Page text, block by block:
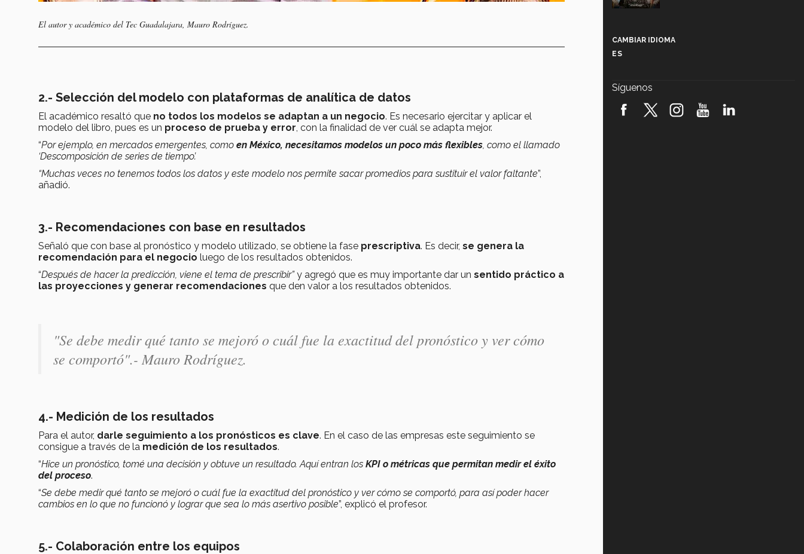
El autor y académico del Tec Guadalajara, Mauro Rodríguez.
2.- Selección del modelo con plataformas de analítica de datos
El académico resaltó que no todos los modelos se adaptan a un negocio. Es necesario ejercitar y aplicar el
modelo del libro, pues es un proceso de prueba y error , con la finalidad de ver cuál se adapta mejor.
“Por ejemplo, en mercados emergentes, como en México, necesitamos modelos un poco más flexibles , como el llamado
‘Descomposición de series de tiempo’.
“Muchas veces no tenemos todos los datos y este modelo nos permite sacar promedios para sustituir el valor faltante”,
añadió.
3.- Recomendaciones con base en resultados
Señaló que con base al pronóstico y modelo utilizado, se obtiene la fase prescriptiva. Es decir, se genera la
recomendación para el negocio luego de los resultados obtenidos.
“Después de hacer la predicción, viene el tema de prescribir”y agregó que es muy importante dar un sentido práctico a
las proyecciones y generar recomendaciones que den valor a los resultados obtenidos.
"Se debe medir qué tanto se mejoró o cuál fue la exactitud del pronóstico y ver cómo
se comportó".- Mauro Rodríguez.
4.- Medición de los resultados
Para el autor, darle seguimiento a los pronósticos es clave. En el caso de las empresas este seguimiento se
consigue a través de la medición de los resultados.
“Hice un pronóstico, tomé una decisión y obtuve un resultado. Aquí entran los KPI o métricas que permitan medir el éxito
del proceso.
“Se debe medir qué tanto se mejoró o cuál fue la exactitud del pronóstico y ver cómo se comportó, para así poder hacer
cambios en lo que no funcionó y lograr que sea lo más asertivo posible”, explicó el profesor.
5.- Colaboración entre los equipos
robótica FIRST 2026! (video)
CAMBIAR IDIOMA
ES
Síguenos